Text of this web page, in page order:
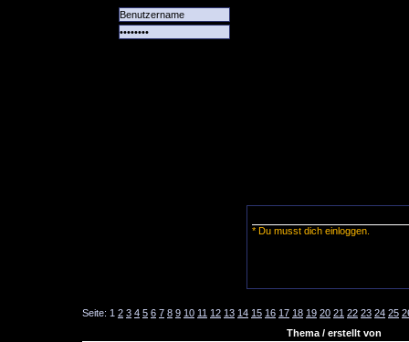
* Du musst dich einloggen.
Seite: 1 2 3 4 5 6 7 8 9 10 11 12 13 14 15 16 17 18 19 20 21 22 23 24 25
Thema / erstellt von